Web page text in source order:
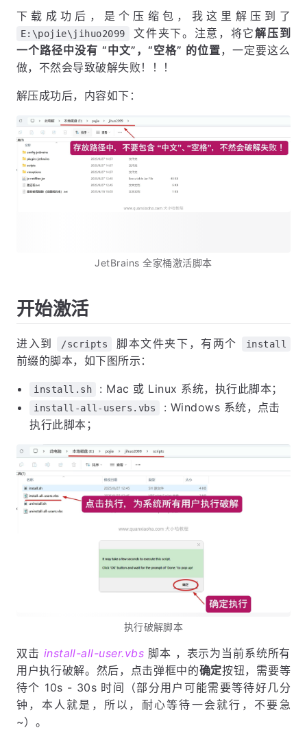
下载成功后，是个压缩包，我这里解压到了
E:\pojie\jihuo2099 文件夹下。注意，将它解压到
一个路径中没有 “中文”，“空格” 的位置，一定要这么
做，不然会导致破解失败！！！
解压成功后，内容如下：
JetBrains 全家桶激活脚本
开始激活
进入到 /scripts 脚本文件夹下，有两个 install
前缀的脚本，如下图所示：
install.sh : Mac 或 Linux 系统，执行此脚本；
install-all-users.vbs
: Windows 系统，点击
执行此脚本；
执行破解脚本
双击 install-all-user.vbs 脚本 ，表示为当前系统所有
用户执行破解。然后，点击弹框中的确定按钮，需要等
待个 10s - 30s 时间（部分用户可能需要等待好几分
钟，本人就是，所以，耐心等待一会就行，不要急
~）。